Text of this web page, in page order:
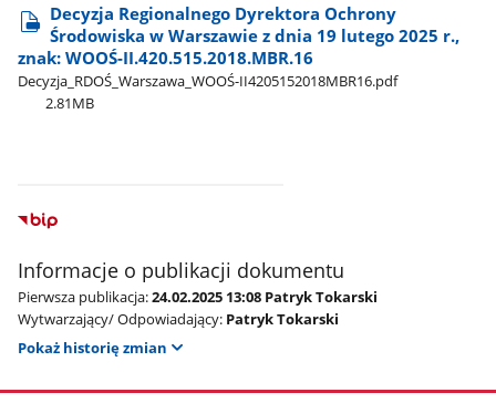
Decyzja Regionalnego Dyrektora Ochrony
Środowiska w Warszawie z dnia 19 lutego 2025 r.,
znak: WOOŚ-II.420.515.2018.MBR.16
Decyzja​_RDOŚ​_Warszawa​_WOOŚ-II4205152018MBR16.pdf
2.81MB
Informacje o publikacji dokumentu
Pierwsza publikacja:24.02.2025 13:08 Patryk Tokarski
Wytwarzający/ Odpowiadający: Patryk Tokarski
Pokaż historię zmian